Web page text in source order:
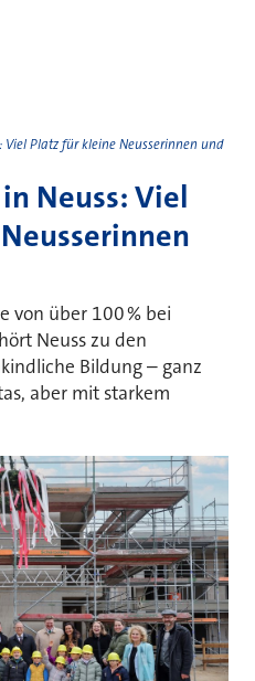
Platz für kleine Neusserinnen und
Neuss: Viel
von über 100 % bei
Neuss zu den
Bildung – ganz
aber mit starkem